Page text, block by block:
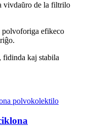
vivdaŭro de la filtrilo
polvoforiga efikeco
fidinda kaj stabila